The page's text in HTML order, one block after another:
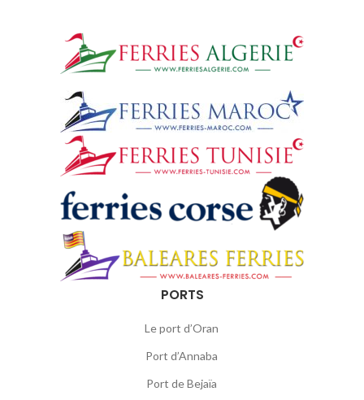
PORTS
Le port d’Oran
Port d’Annaba
Port de Bejaïa